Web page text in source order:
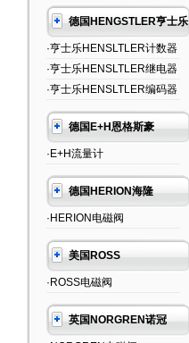
德国HENGSTLER亨士乐
·亨士乐HENSLTLER计数器
·亨士乐HENSLTLER继电器
·亨士乐HENSLTLER编码器
德国E+H恩格斯豪
·E+H流量计
德国HERION海隆
·HERION电磁阀
美国ROSS
·ROSS电磁阀
英国NORGREN诺冠